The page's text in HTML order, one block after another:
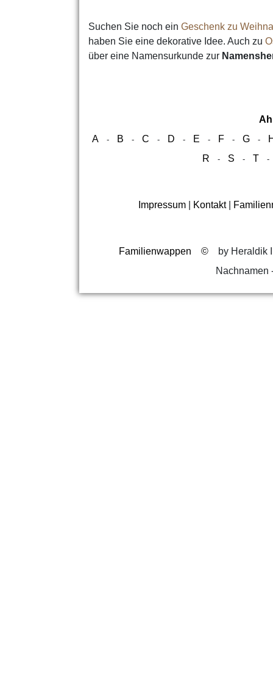
Suchen Sie noch ein Geschenk zu
haben Sie eine dekorative Idee. Auch zu
über eine Namensurkunde zur
A
- B - C - D - E - F - G -
R
- S - T
Impressum| Kontakt|
Familienwappen © by Heraldik
Nachnamen